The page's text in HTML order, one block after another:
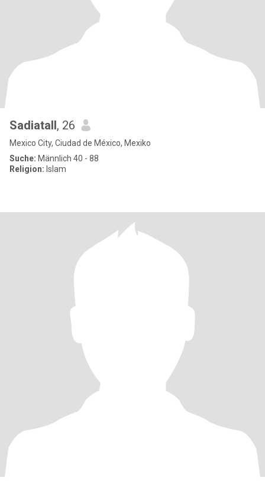
Sadiatall, 26
Mexico City, Ciudad de México, Mexiko
Suche: Männlich 40 - 88
Religion: Islam